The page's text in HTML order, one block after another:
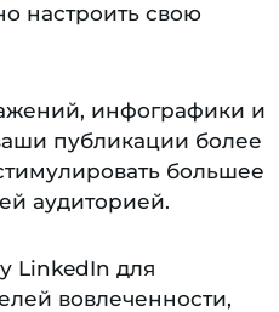
настроить свою
инфографики и
публикации более
большее
аудиторией.
LinkedIn для
вовлеченности,